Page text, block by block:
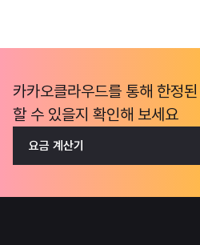
카카오클라우드를 통해 한정
할 수 있을지 확인해 보세요
요금 계산기